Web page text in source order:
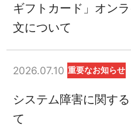
ギフトカード」オン
文について
2026.07.10 重要なお知らせ
システム障害に関す
て